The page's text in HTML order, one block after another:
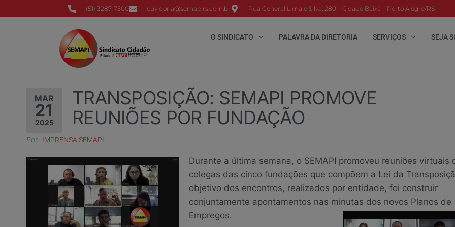
(51) 3287-7500 ouvidoria@semapirs.com.br Rua General Lima e Silva, 280 – Cidade Baixa – Porto Alegre/RS
O SINDICATO PALAVRA DA DIRETORIA SERVIÇOS SEJA
MAR
21
2025
TRANSPOSIÇÃO: SEMAPI PROMOVE
REUNIÕES POR FUNDAÇÃO
Por IMPRENSA SEMAPI
Durante a última semana, o SEMAPI promoveu reuniões virtuais
colegas das cinco fundações que compõem a Lei da
objetivo dos encontros, realizados por entidade, foi construir
conjuntamente apontamentos nas minutas dos novos Planos de
Empregos.